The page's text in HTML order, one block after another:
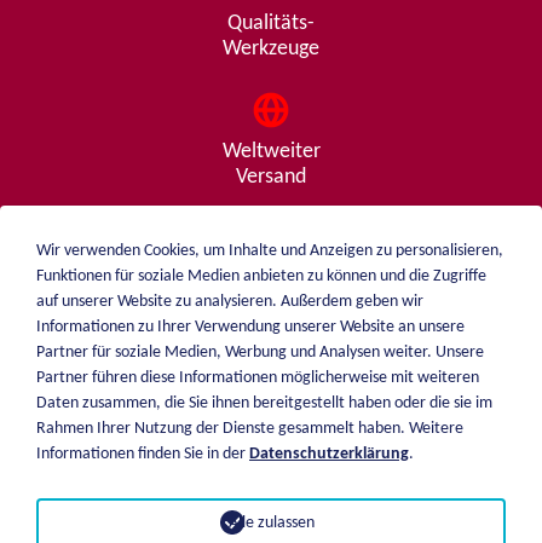
Qualitäts-
Werkzeuge
Weltweiter
Versand
Beratung
von A - Z
weiblen.
+49 (0)7551 1607
Über mich
Katalog
Wir verwenden Cookies, um Inhalte und Anzeigen zu personalisieren,
Funktionen für soziale Medien anbieten zu können und die Zugriffe
auf unserer Website zu analysieren. Außerdem geben wir
Informationen zu Ihrer Verwendung unserer Website an unsere
Partner für soziale Medien, Werbung und Analysen weiter. Unsere
Partner führen diese Informationen möglicherweise mit weiteren
Daten zusammen, die Sie ihnen bereitgestellt haben oder die sie im
Rahmen Ihrer Nutzung der Dienste gesammelt haben. Weitere
Informationen finden Sie in der Datenschutzerklärung.
Alle zulassen